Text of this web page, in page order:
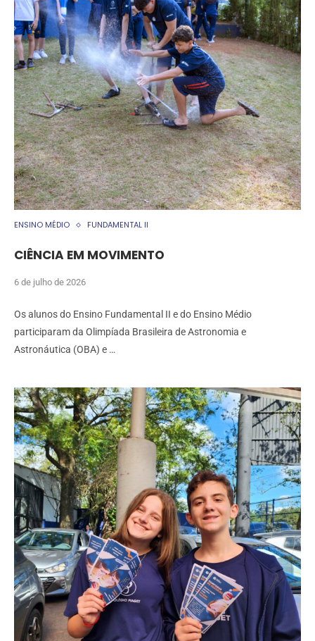
ENSINO MÉDIO FUNDAMENTAL II
CIÊNCIA EM MOVIMENTO
6 de julho de 2026
Os alunos do Ensino Fundamental II e do Ensino Médio
participaram da Olimpíada Brasileira de Astronomia e
Astronáutica (OBA) e …